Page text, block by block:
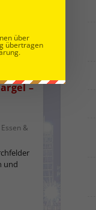
–
Essen &
und
über
übertragen